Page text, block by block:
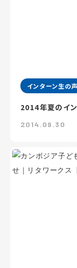
インターン生の声
2014年夏のイ
2014.09.30